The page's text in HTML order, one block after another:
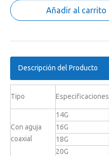
Añadir al carrito
Descripción del Producto
Tipo Especificaciones
Con aguja
coaxial
14G
16G
18G
20G